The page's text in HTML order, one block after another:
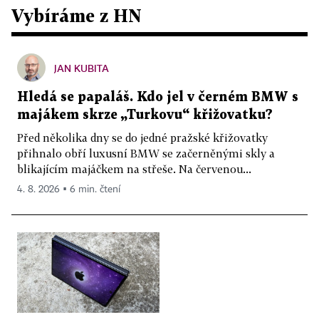
Vybíráme z HN
JAN KUBITA
Hledá se papaláš. Kdo jel v černém BMW s
majákem skrze „Turkovu“ křižovatku?
Před několika dny se do jedné pražské křižovatky
přihnalo obří luxusní BMW se začerněnými skly a
blikajícím majáčkem na střeše. Na červenou...
4. 8. 2026 ▪ 6 min. čtení